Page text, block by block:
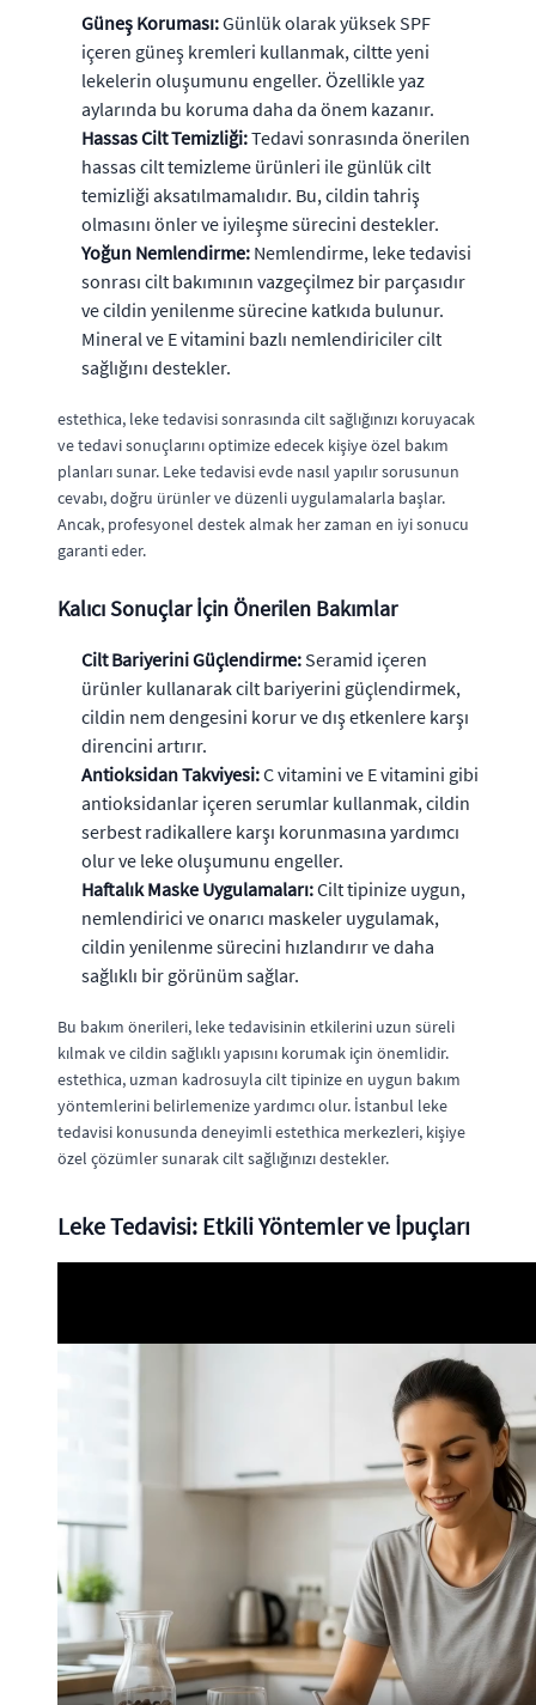
Güneş Koruması:Günlük olarak yüksek SPF
içeren güneş kremleri kullanmak, ciltte yeni
lekelerin oluşumunu engeller. Özellikle yaz
aylarında bu koruma daha da önem kazanır.
Hassas Cilt Temizliği:Tedavi sonrasında önerilen
hassas cilt temizleme ürünleri ile günlük cilt
temizliği aksatılmamalıdır. Bu, cildin tahriş
olmasını önler ve iyileşme sürecini destekler.
Yoğun Nemlendirme: Nemlendirme, leke tedavisi
sonrası cilt bakımının vazgeçilmez bir parçasıdır
ve cildin yenilenme sürecine katkıda bulunur.
Mineral ve E vitamini bazlı nemlendiriciler cilt
sağlığını destekler.
estethica, leke tedavisi sonrasında cilt sağlığınızı koruyacak
ve tedavi sonuçlarını optimize edecek kişiye özel bakım
planları sunar. Leke tedavisi evde nasıl yapılır sorusunun
cevabı, doğru ürünler ve düzenli uygulamalarla başlar.
Ancak, profesyonel destek almak her zaman en iyi sonucu
garanti eder.
Kalıcı Sonuçlar İçin Önerilen Bakımlar
Cilt Bariyerini Güçlendirme: Seramid içeren
ürünler kullanarak cilt bariyerini güçlendirmek,
cildin nem dengesini korur ve dış etkenlere karşı
direncini artırır.
Antioksidan Takviyesi:C vitamini ve E vitamini gibi
antioksidanlar içeren serumlar kullanmak, cildin
serbest radikallere karşı korunmasına yardımcı
olur ve leke oluşumunu engeller.
Haftalık Maske Uygulamaları:Cilt tipinize uygun,
nemlendirici ve onarıcı maskeler uygulamak,
cildin yenilenme sürecini hızlandırır ve daha
sağlıklı bir görünüm sağlar.
Bu bakım önerileri, leke tedavisinin etkilerini uzun süreli
kılmak ve cildin sağlıklı yapısını korumak için önemlidir.
estethica, uzman kadrosuyla cilt tipinize en uygun bakım
yöntemlerini belirlemenize yardımcı olur. İstanbul leke
tedavisi konusunda deneyimli estethica merkezleri, kişiye
özel çözümler sunarak cilt sağlığınızı destekler.
Leke Tedavisi: Etkili Yöntemler ve İpuçları